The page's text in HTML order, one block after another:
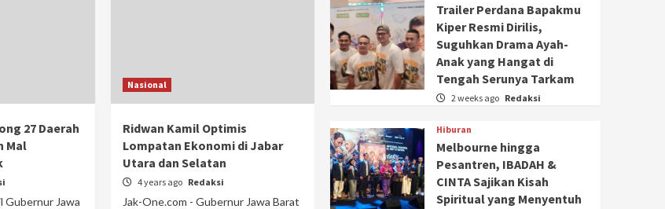
27 Daerah
Mal
Gubernur Jawa
Nasional
Ridwan Kamil Optimis
Lompatan Ekonomi di Jabar
Utara dan Selatan
4 years ago Redaksi
Jak-One.com - Gubernur Jawa Barat
Trailer Perdana Bapakmu
Kiper Resmi Dirilis,
Suguhkan Drama Ayah-
Anak yang Hangat di
Tengah Serunya Tarkam
2 weeks ago Redaksi
Hiburan
Melbourne hingga
Pesantren, IBADAH &
CINTA Sajikan Kisah
Spiritual yang Menyentuh